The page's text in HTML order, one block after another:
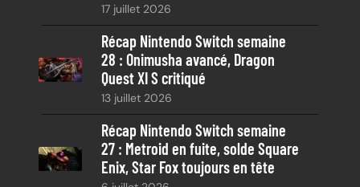
17 juillet 2026
Récap Nintendo Switch semaine
28 : Onimusha avancé, Dragon
Quest XI S critiqué
13 juillet 2026
Récap Nintendo Switch semaine
27 : Metroid en fuite, solde Square
Enix, Star Fox toujours en tête